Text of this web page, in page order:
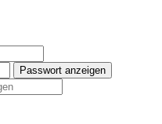
Passwort anzeigen